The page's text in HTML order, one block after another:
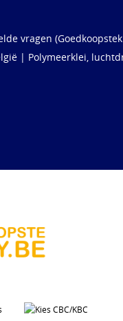
vragen
| Polymeerklei,